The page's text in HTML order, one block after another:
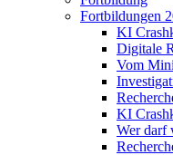
Fortbildungen
KI
Digitale
Vom
KI
Wer darf